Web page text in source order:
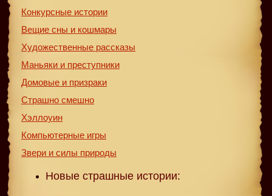
Конкурсные истории
Вещие сны и кошмары
Художественные рассказы
Маньяки и преступники
Домовые и призраки
Страшно смешно
Хэллоуин
Компьютерные игры
Звери и силы природы
Новые страшные истории: